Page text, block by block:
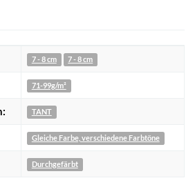
7 - 8 cm 7 - 8 cm
71-99g/m²
TANT
Gleiche Farbe, verschiedene Farbtöne
Durchgefärbt